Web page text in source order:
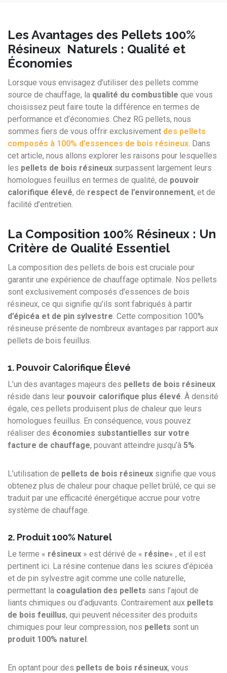
Les Avantages des Pellets 100%
Résineux Naturels : Qualité et
Économies
Lorsque vous envisagez d’utiliser des pellets comme
source de chauffage, la qualité du combustible que vous
choisissez peut faire toute la différence en termes de
performance et d’économies. Chez RG pellets, nous
sommes fiers de vous offrir exclusivement des pellets
composés à 100% d’essences de bois résineux. Dans
cet article, nous allons explorer les raisons pour lesquelles
les pellets de bois résineux surpassent largement leurs
homologues feuillus en termes de qualité, de pouvoir
calorifique élevé, de respect de l’environnement, et de
facilité d’entretien.
La Composition 100% Résineux : Un
Critère de Qualité Essentiel
La composition des pellets de bois est cruciale pour
garantir une expérience de chauffage optimale. Nos pellets
sont exclusivement composés d’essences de bois
résineux, ce qui signifie qu’ils sont fabriqués à partir
d’épicéa et de pin sylvestre. Cette composition 100%
résineuse présente de nombreux avantages par rapport aux
pellets de bois feuillus.
1. Pouvoir Calorifique Élevé
L’un des avantages majeurs des pellets de bois résineux
réside dans leur pouvoir calorifique plus élevé. À densité
égale, ces pellets produisent plus de chaleur que leurs
homologues feuillus. En conséquence, vous pouvez
réaliser des économies substantielles sur votre
facture de chauffage, pouvant atteindre jusqu’à 5%.
L’utilisation de pellets de bois résineux signifie que vous
obtenez plus de chaleur pour chaque pellet brûlé, ce qui se
traduit par une efficacité énergétique accrue pour votre
système de chauffage.
2. Produit 100% Naturel
Le terme « résineux » est dérivé de « résine« , et il est
pertinent ici. La résine contenue dans les sciures d’épicéa
et de pin sylvestre agit comme une colle naturelle,
permettant la coagulation des pellets sans l’ajout de
liants chimiques ou d’adjuvants. Contrairement aux pellets
de bois feuillus, qui peuvent nécessiter des produits
chimiques pour leur compression, nos pellets sont un
produit 100% naturel .
En optant pour des pellets de bois résineux, vous